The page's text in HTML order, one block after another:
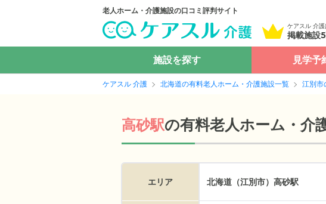
老人ホーム・介護施設の口コミ評判サイト
ケアスル 介護
掲載施設
施設を探す 見学予
ケアスル 介護 北海道の有料老人ホーム・介護施設一覧 江別市
高砂駅の有料老人ホーム・介
エリア 北海道（江別市） 高砂駅